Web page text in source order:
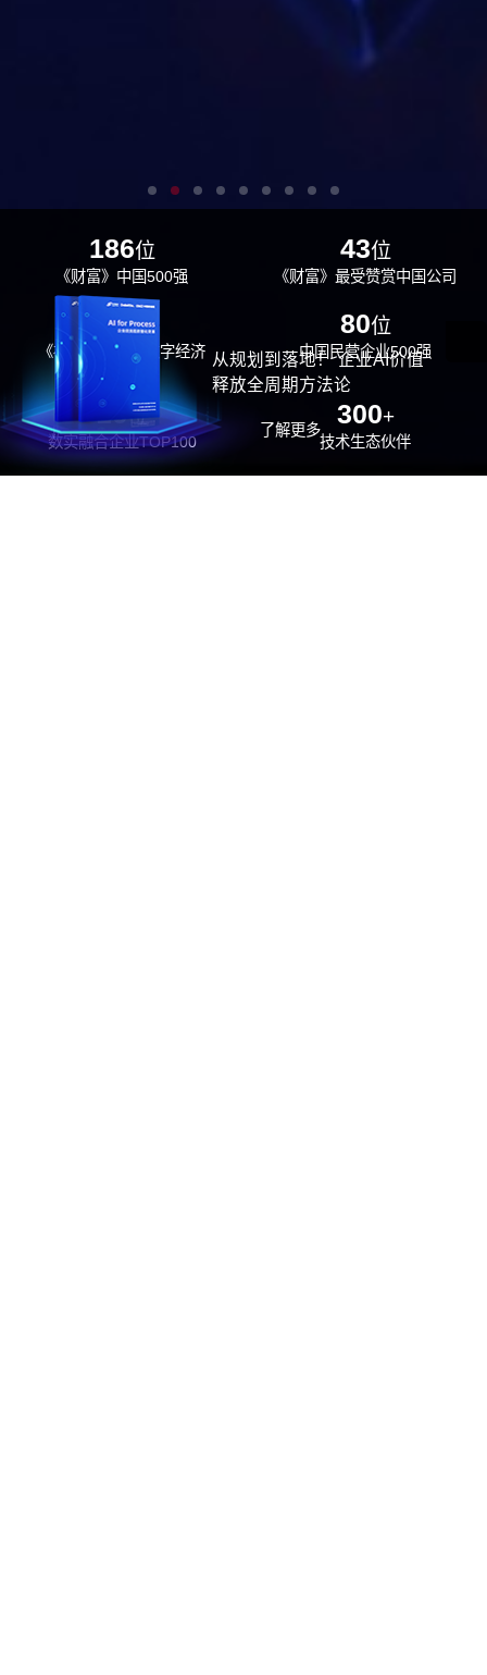
186位
《财富》中国500强
43位
《财富》最受赞赏中国公司
29位
《福布斯》中国数字经济
100强
80位
中国民营企业500强
26位
数实融合企业TOP100
300+
技术生态伙伴
从规划到落地！ 企业AI价值
释放全周期方法论
了解更多